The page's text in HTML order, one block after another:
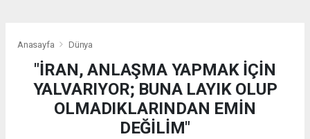
Anasayfa Dünya
"İRAN, ANLAŞMA YAPMAK İÇİN
YALVARIYOR; BUNA LAYIK OLUP
OLMADIKLARINDAN EMİN
DEĞİLİM"